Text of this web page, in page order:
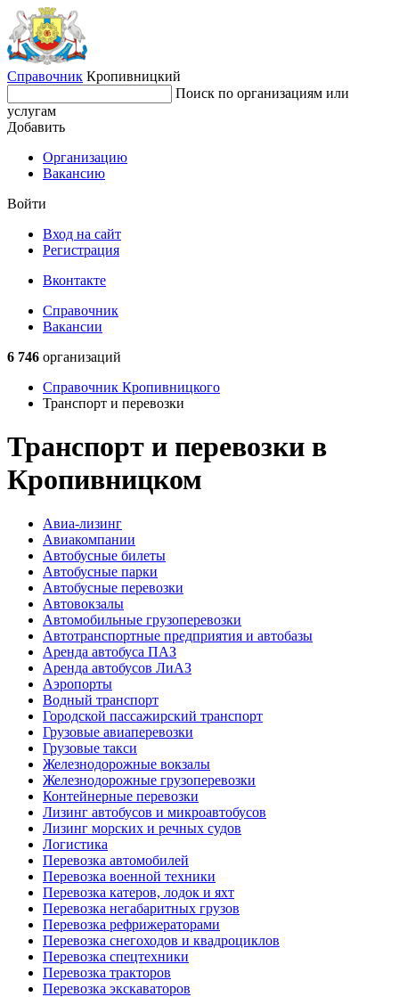
Справочник Кропивницкий
Поиск по организациям или
услугам
Добавить
Организацию
Вакансию
Войти
Вход на сайт
Регистрация
Вконтакте
Справочник
Вакансии
6 746 организаций
Справочник Кропивницкого
Транспорт и перевозки
Транспорт и перевозки в
Кропивницком
Авиа-лизинг
Авиакомпании
Автобусные билеты
Автобусные парки
Автобусные перевозки
Автовокзалы
Автомобильные грузоперевозки
Автотранспортные предприятия и автобазы
Аренда автобуса ПАЗ
Аренда автобусов ЛиАЗ
Аэропорты
Водный транспорт
Городской пассажирский транспорт
Грузовые авиаперевозки
Грузовые такси
Железнодорожные вокзалы
Железнодорожные грузоперевозки
Контейнерные перевозки
Лизинг автобусов и микроавтобусов
Лизинг морских и речных судов
Логистика
Перевозка автомобилей
Перевозка военной техники
Перевозка катеров, лодок и яхт
Перевозка негабаритных грузов
Перевозка рефрижераторами
Перевозка снегоходов и квадроциклов
Перевозка спецтехники
Перевозка тракторов
Перевозка экскаваторов